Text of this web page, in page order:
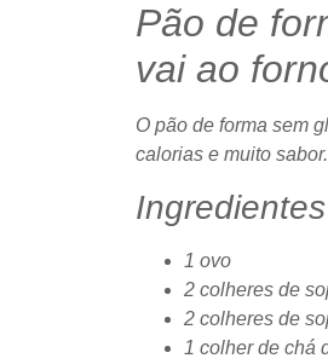
Pão de
vai ao
O pão de forma sem
calorias e muito sabor.
Ingredientes
1 ovo
2 colheres de
2 colheres de
1 colher de chá